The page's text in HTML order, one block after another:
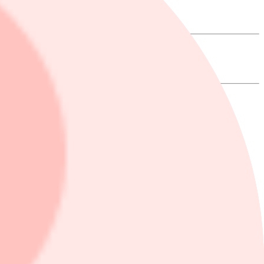
Med Martin Blomgren, Pär Ståhl, Karl Lans och Pekka